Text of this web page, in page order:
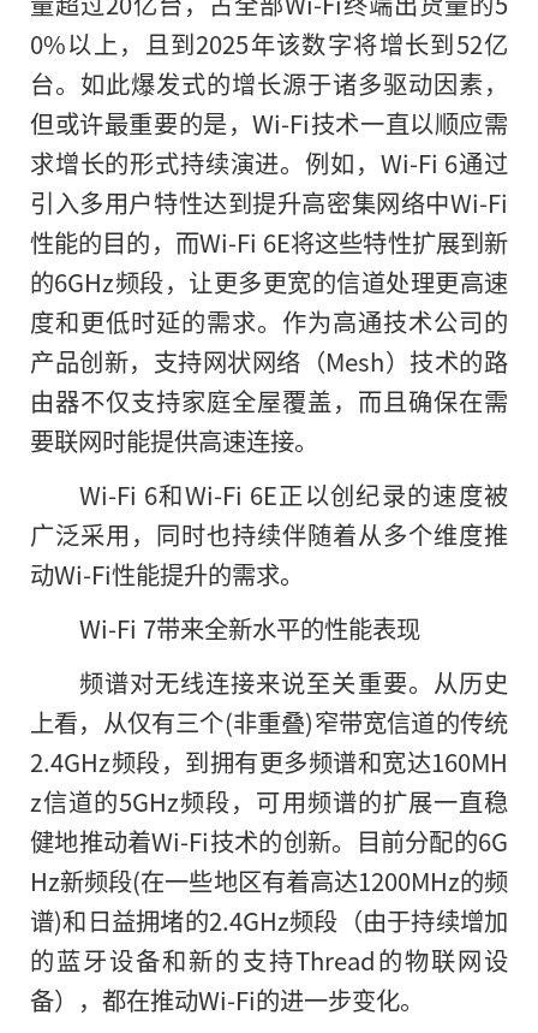
0%以上，且到2025年该数字将增长到52亿
台。如此爆发式的增长源于诸多驱动因素，
但或许最重要的是，Wi-Fi技术一直以顺应需
求增长的形式持续演进。例如，Wi-Fi 6通过
引入多用户特性达到提升高密集网络中Wi-Fi
性能的目的，而Wi-Fi 6E将这些特性扩展到新
的6GHz频段，让更多更宽的信道处理更高速
度和更低时延的需求。作为高通技术公司的
产品创新，支持网状网络（Mesh）技术的路
由器不仅支持家庭全屋覆盖，而且确保在需
要联网时能提供高速连接。
Wi-Fi 6和Wi-Fi 6E正以创纪录的速度被
广泛采用，同时也持续伴随着从多个维度推
动Wi-Fi性能提升的需求。
Wi-Fi 7带来全新水平的性能表现
频谱对无线连接来说至关重要。从历史
上看，从仅有三个(非重叠)窄带宽信道的传统
2.4GHz频段，到拥有更多频谱和宽达160MH
z信道的5GHz频段，可用频谱的扩展一直稳
健地推动着Wi-Fi技术的创新。目前分配的6G
Hz新频段(在一些地区有着高达1200MHz的频
谱)和日益拥堵的2.4GHz频段（由于持续增加
的蓝牙设备和新的支持Thread的物联网设
备），都在推动Wi-Fi的进一步变化。